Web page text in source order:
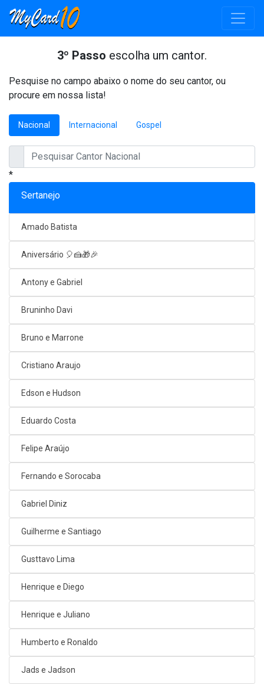
3º Passo escolha um cantor.
Pesquise no campo abaixo o nome do seu cantor, ou
procure em nossa lista!
Nacional Internacional Gospel
*
Sertanejo
Amado Batista
Aniversário 🎈🍰🎁🎉
Antony e Gabriel
Bruninho Davi
Bruno e Marrone
Cristiano Araujo
Edson e Hudson
Eduardo Costa
Felipe Araújo
Fernando e Sorocaba
Gabriel Diniz
Guilherme e Santiago
Gusttavo Lima
Henrique e Diego
Henrique e Juliano
Humberto e Ronaldo
Jads e Jadson